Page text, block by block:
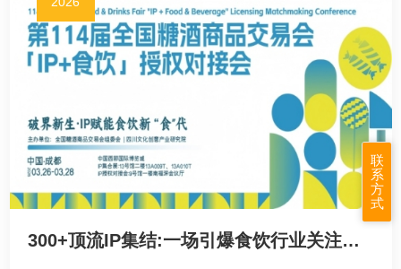
300+顶流IP集结:一场引爆食饮行业关注的授权盛会
联
系
方
式